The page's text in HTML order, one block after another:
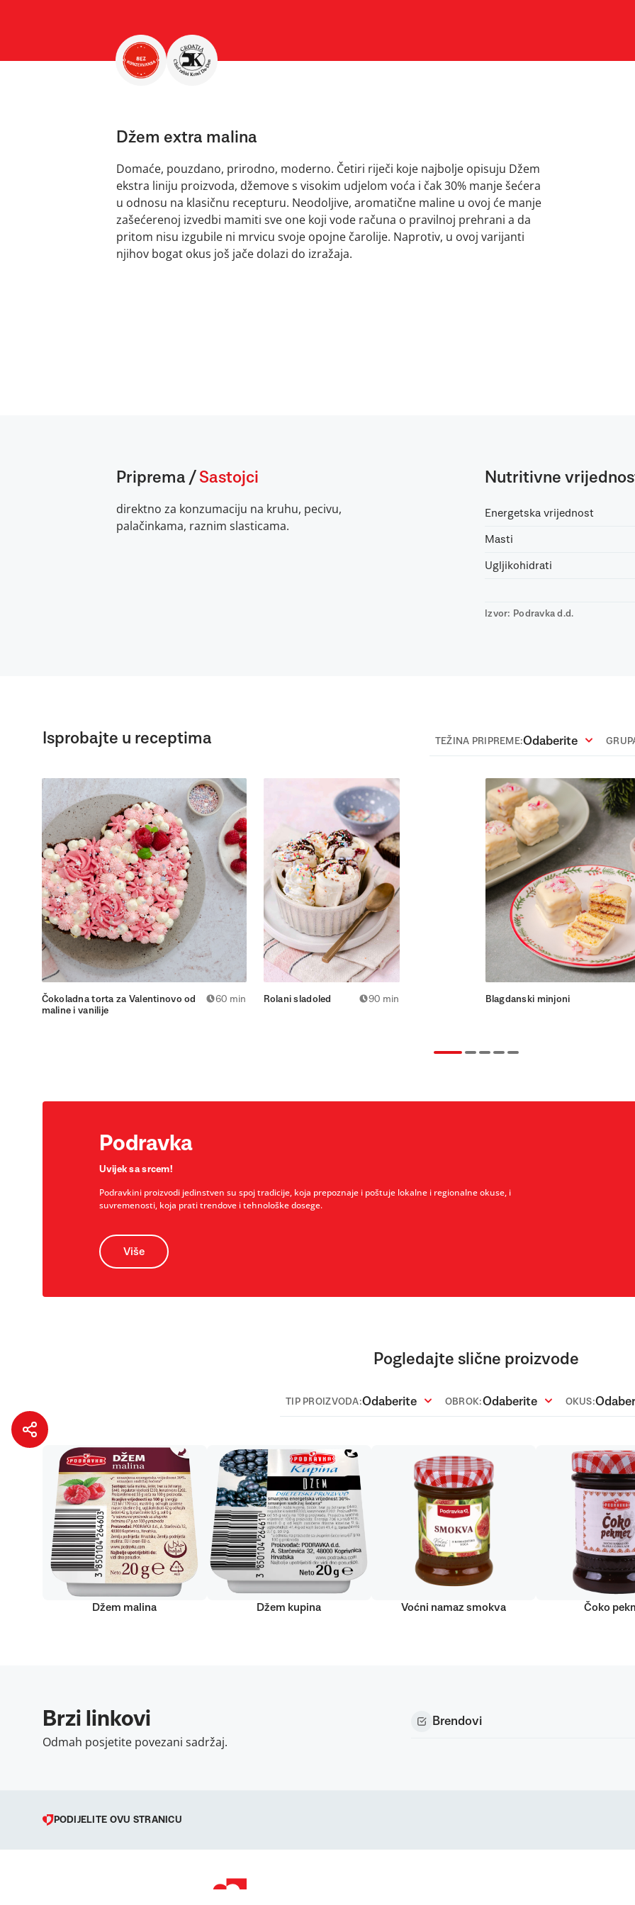
Džem extra malina
Domaće, pouzdano, prirodno, moderno. Četiri riječi koje najbolje opisuju Džem
ekstra liniju proizvoda, džemove s visokim udjelom voća i čak 30% manje šećera
u odnosu na klasičnu recepturu. Neodoljive, aromatične maline u ovoj će manje
zašećerenoj izvedbi mamiti sve one koji vode računa o pravilnoj prehrani a da
pritom nisu izgubile ni mrvicu svoje opojne čarolije. Naprotiv, u ovoj varijanti
njihov bogat okus još jače dolazi do izražaja.
Priprema / Sastojci
direktno za konzumaciju na kruhu, pecivu,
palačinkama, raznim slasticama.
Nutritivne
Energetska vrijednost
Masti
Ugljikohidrati
Izvor: Podravka d.d.
Isprobajte u receptima TEŽINA PRIPREME:Odaberite
Čokoladna torta za Valentinovo od
maline i vanilije
60 min Rolani sladoled 90 min Blagdanski minjoni
Podravka
Uvijek sa srcem!
Podravkini proizvodi jedinstven su spoj tradicije, koja prepoznaje i poštuje lokalne i regionalne okuse, i
suvremenosti, koja prati trendove i tehnološke dosege.
Više
Pogledajte slične proizvode
TIP PROIZVODA:Odaberite OBROK:Odaberite OKUS:
Džem malina Džem kupina Voćni namaz smokva Čoko
Brzi linkovi
Odmah posjetite povezani sadržaj.
Brendovi
PODIJELITE OVU STRANICU